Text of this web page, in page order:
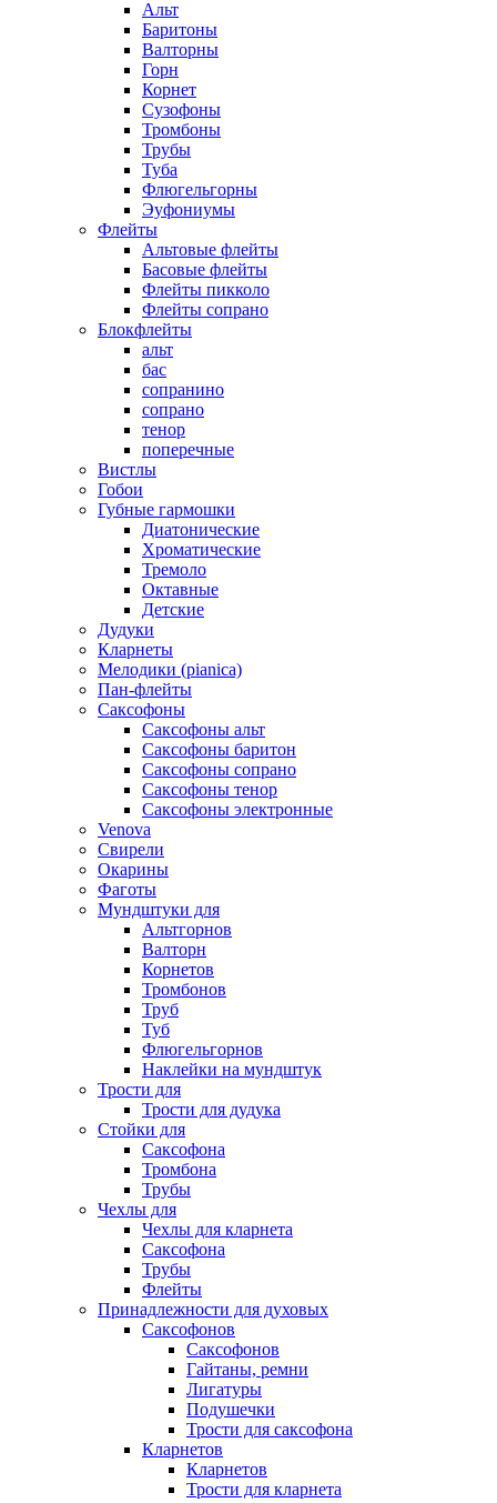
Альт
Баритоны
Валторны
Горн
Корнет
Сузофоны
Тромбоны
Трубы
Туба
Флюгельгорны
Эуфониумы
Флейты
Альтовые флейты
Басовые флейты
Флейты пикколо
Флейты сопрано
Блокфлейты
альт
бас
сопранино
сопрано
тенор
поперечные
Вистлы
Гобои
Губные гармошки
Диатонические
Хроматические
Тремоло
Октавные
Детские
Дудуки
Кларнеты
Мелодики (pianica)
Пан-флейты
Саксофоны
Саксофоны альт
Саксофоны баритон
Саксофоны сопрано
Саксофоны тенор
Саксофоны электронные
Venova
Свирели
Окарины
Фаготы
Мундштуки для
Альтгорнов
Валторн
Корнетов
Тромбонов
Труб
Туб
Флюгельгорнов
Наклейки на мундштук
Трости для
Трости для дудука
Стойки для
Саксофона
Тромбона
Трубы
Чехлы для
Чехлы для кларнета
Саксофона
Трубы
Флейты
Принадлежности для духовых
Саксофонов
Саксофонов
Гайтаны, ремни
Лигатуры
Подушечки
Трости для саксофона
Кларнетов
Кларнетов
Трости для кларнета